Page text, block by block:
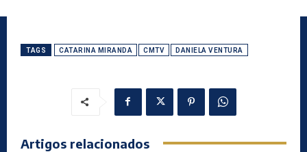
TAGS CATARINA MIRANDA CMTV DANIELA VENTURA
Artigos relacionados